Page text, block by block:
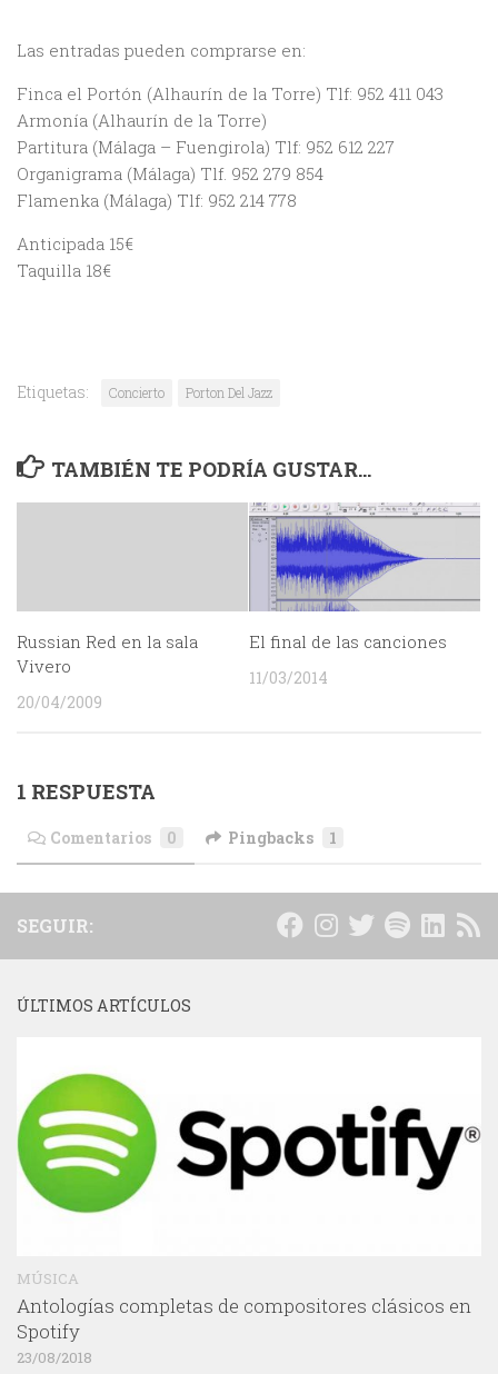
Las entradas pueden comprarse en:
Finca el Portón (Alhaurín de la Torre) Tlf: 952 411 043
Armonía (Alhaurín de la Torre)
Partitura (Málaga – Fuengirola) Tlf: 952 612 227
Organigrama (Málaga) Tlf. 952 279 854
Flamenka (Málaga) Tlf: 952 214 778
Anticipada 15€
Taquilla 18€
Etiquetas: Concierto Porton Del Jazz
TAMBIÉN TE PODRÍA GUSTAR...
Russian Red en la sala
Vivero
20/04/2009
El final de las canciones
11/03/2014
1 RESPUESTA
Comentarios 0 Pingbacks 1
SEGUIR:
ÚLTIMOS ARTÍCULOS
MÚSICA
Antologías completas de compositores clásicos en
Spotify
23/08/2018